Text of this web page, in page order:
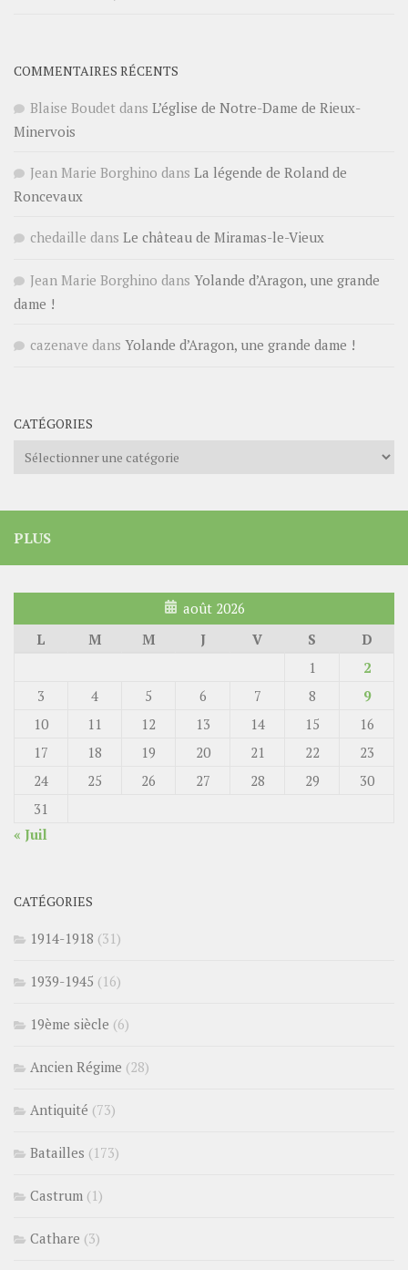
COMMENTAIRES RÉCENTS
Blaise Boudet dans L’église de Notre-Dame de Rieux-
Minervois
Jean Marie Borghino dans La légende de Roland de
Roncevaux
chedaille dans Le château de Miramas-le-Vieux
Jean Marie Borghino dans Yolande d’Aragon, une grande
dame !
cazenave dans Yolande d’Aragon, une grande dame !
CATÉGORIES
Catégories
PLUS
août 2026
L
M M J V S
D
1
2
3
4 5 6 7 8
9
10
11 12 13 14 15
16
17
18 19 20 21 22
23
24
25 26 27 28 29
30
31
« Juil
CATÉGORIES
1914-1918 (31)
1939-1945 (16)
19ème siècle (6)
Ancien Régime (28)
Antiquité (73)
Batailles (173)
Castrum (1)
Cathare (3)